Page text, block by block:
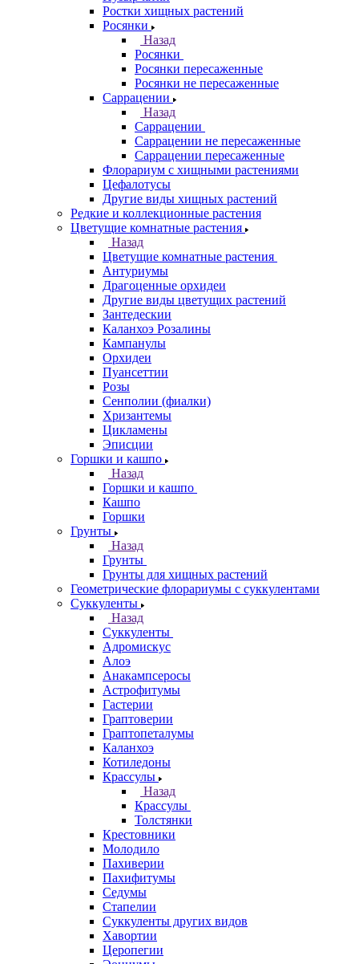
Ростки хищных растений
Росянки
Назад
Росянки
Росянки пересаженные
Росянки не пересаженные
Саррацении
Назад
Саррацении
Саррацении не пересаженные
Саррацении пересаженные
Флорариум с хищными растениями
Цефалотусы
Другие виды хищных растений
Редкие и коллекционные растения
Цветущие комнатные растения
Назад
Цветущие комнатные растения
Антуриумы
Драгоценные орхидеи
Другие виды цветущих растений
Зантедескии
Каланхоэ Розалины
Кампанулы
Орхидеи
Пуансеттии
Розы
Сенполии (фиалки)
Хризантемы
Цикламены
Эписции
Горшки и кашпо
Назад
Горшки и кашпо
Кашпо
Горшки
Грунты
Назад
Грунты
Грунты для хищных растений
Геометрические флорариумы с суккулентами
Суккуленты
Назад
Суккуленты
Адромискус
Алоэ
Анакампсеросы
Астрофитумы
Гастерии
Граптоверии
Граптопеталумы
Каланхоэ
Котиледоны
Крассулы
Назад
Крассулы
Толстянки
Крестовники
Молодило
Пахиверии
Пахифитумы
Седумы
Стапелии
Суккуленты других видов
Хавортии
Церопегии